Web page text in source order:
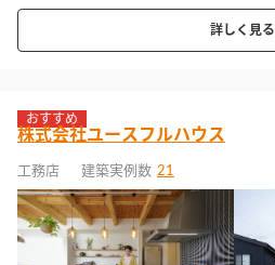
詳しく見る
おすすめ
株式会社ユースフルハウス
工務店 建築実例数 21